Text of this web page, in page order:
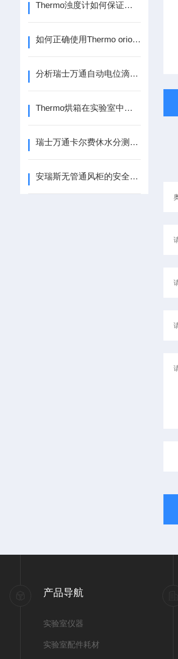
Thermo浊度计如何保证测量的准确性和稳定性？
如何正确使用Thermo orion滴定仪进行测试？
分析瑞士万通自动电位滴定仪的使用注意事项
Thermo烘箱在实验室中的应用有哪些？
瑞士万通卡尔费休水分测定仪的用途及特点
安瑞斯无管通风柜的安全性能如何评估？
产品导航
实验室仪器
实验室配件耗材